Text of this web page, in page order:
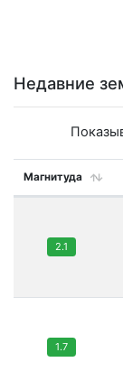
Недавние
Магнитуда
2.1
1.7